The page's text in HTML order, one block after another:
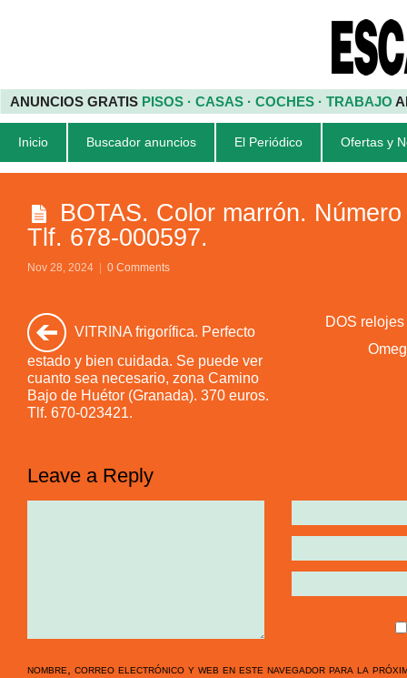
ANUNCIOS GRATIS PISOS · CASAS · COCHES · TRABAJO
Inicio Buscador anuncios El Periódico Ofertas y
BOTAS. Color marrón.
Tlf. 678-000597.
Nov 28, 2024 0 Comments
VITRINA frigorífica. Perfecto
estado y bien cuidada. Se puede ver
cuanto sea necesario, zona Camino
Bajo de Huétor (Granada). 370 euros.
Tlf. 670-023421.
DOS
Leave a Reply
nombre, correo electrónico y web en este navegador para la